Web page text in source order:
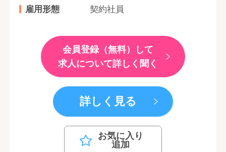
雇用形態
契約社員
会員登録（無料）して
求人について詳しく聞く
詳しく見る
お気に入り
追加